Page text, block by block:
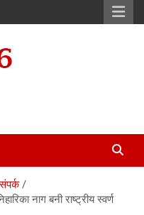
नाग बनी राष्ट्रीय स्वर्ण